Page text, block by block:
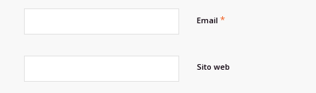
Email *
Sito web